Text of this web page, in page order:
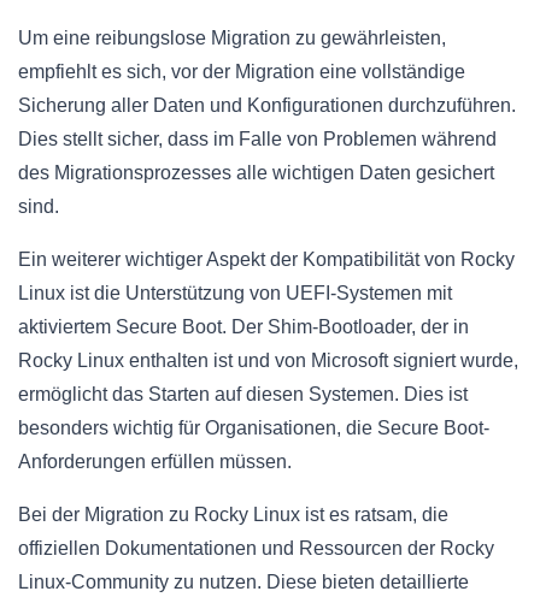
Um eine reibungslose Migration zu gewährleisten,
empfiehlt es sich, vor der Migration eine vollständige
Sicherung aller Daten und Konfigurationen durchzuführen.
Dies stellt sicher, dass im Falle von Problemen während
des Migrationsprozesses alle wichtigen Daten gesichert
sind.
Ein weiterer wichtiger Aspekt der Kompatibilität von Rocky
Linux ist die Unterstützung von UEFI-Systemen mit
aktiviertem Secure Boot. Der Shim-Bootloader, der in
Rocky Linux enthalten ist und von Microsoft signiert wurde,
ermöglicht das Starten auf diesen Systemen. Dies ist
besonders wichtig für Organisationen, die Secure Boot-
Anforderungen erfüllen müssen.
Bei der Migration zu Rocky Linux ist es ratsam, die
offiziellen Dokumentationen und Ressourcen der Rocky
Linux-Community zu nutzen. Diese bieten detaillierte